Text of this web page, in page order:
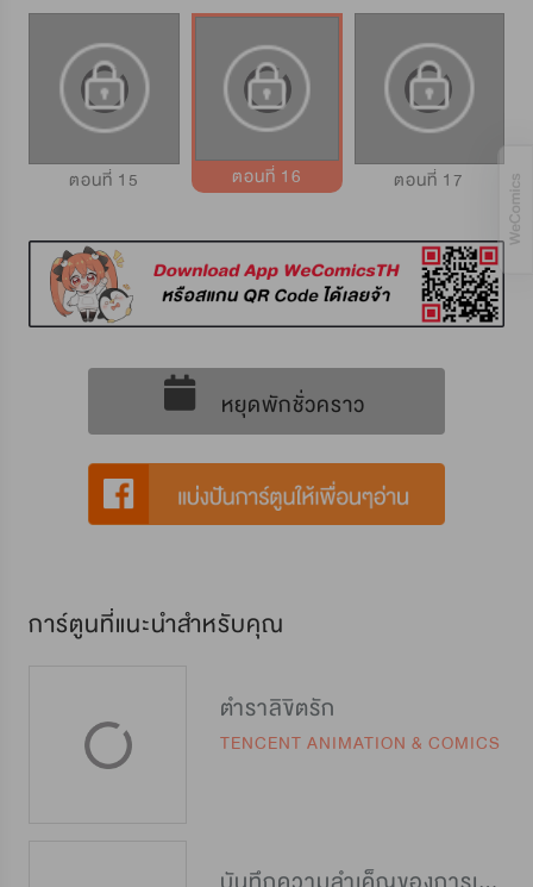
ตอนที่ 15 ตอนที่ 16 ตอนที่ 17
หยุดพักชั่วคราว
การ์ตูนที่แนะนำสำหรับคุณ
ตำราลิขิตรัก
TENCENT ANIMATION & COMICS